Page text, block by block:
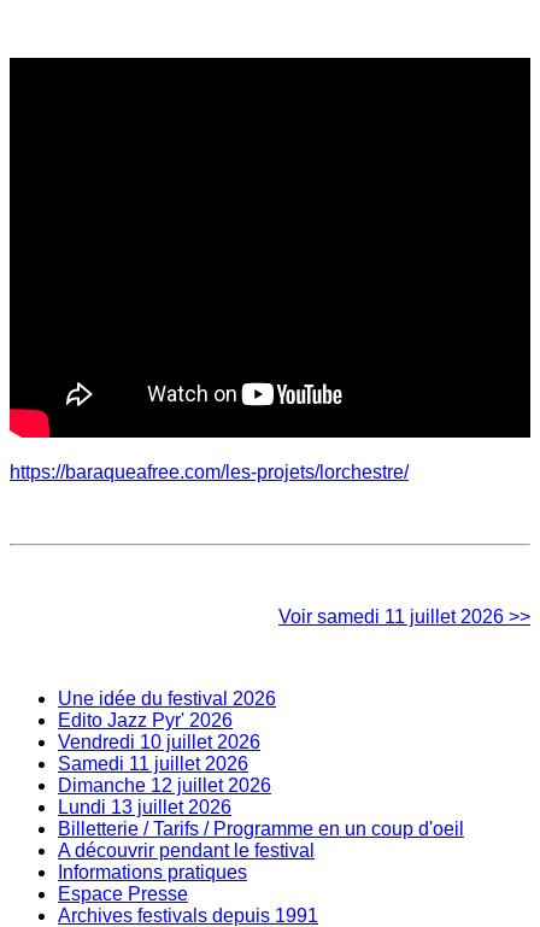
https://baraqueafree.com/les-projets/lorchestre/
Voir samedi 11 juillet 2026 >>
Une idée du festival 2026
Edito Jazz Pyr' 2026
Vendredi 10 juillet 2026
Samedi 11 juillet 2026
Dimanche 12 juillet 2026
Lundi 13 juillet 2026
Billetterie / Tarifs / Programme en un coup d'oeil
A découvrir pendant le festival
Informations pratiques
Espace Presse
Archives festivals depuis 1991